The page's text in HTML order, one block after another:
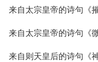
来自太宗皇帝的诗句《
来自太宗皇帝的诗句《
来自则天皇后的诗句《